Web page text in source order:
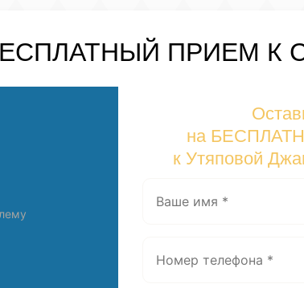
ПРИЕМ К
на
к Утяповой